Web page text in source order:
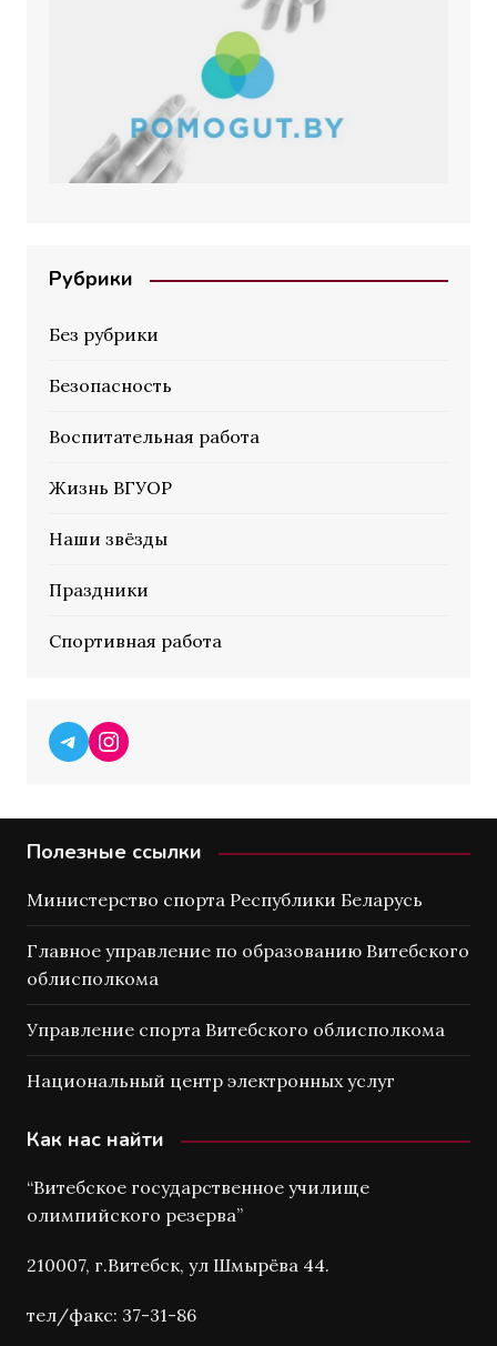
Рубрики
Без рубрики
Безопасность
Воспитательная работа
Жизнь ВГУОР
Наши звёзды
Праздники
Спортивная работа
Telegram
Instagram
Полезные ссылки
Министерство спорта Республики Беларусь
Главное управление по образованию Витебского
облисполкома
Управление спорта Витебского облисполкома
Национальный центр электронных услуг
Как нас найти
“Витебское государственное училище
олимпийского резерва”
210007, г.Витебск, ул Шмырёва 44.
тел/факс: 37-31-86